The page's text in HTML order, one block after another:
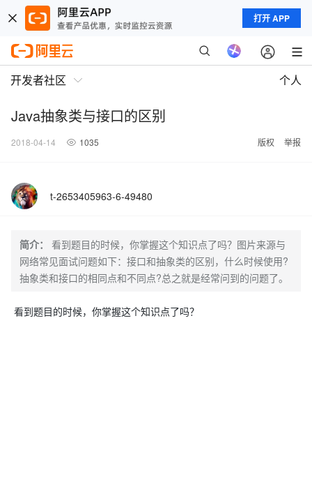
打开 APP
开发者社区 个人
Java抽象类与接口的区别
2018-04-14 1035 版权 举报
t-2653405963-6-49480
简介：
看到题目的时候，你掌握这个知识点了吗？图片来源与
网络常见面试问题如下：接口和抽象类的区别，什么时候使用?
抽象类和接口的相同点和不同点?总之就是经常问到的问题了。
看到题目的时候，你掌握这个知识点了吗？